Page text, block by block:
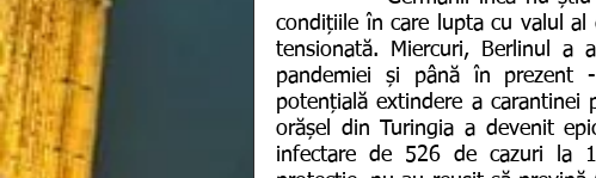
condițiile în care lupta cu valul
tensionată. Miercuri, Berlinul a
pandemiei și până în prezent
potențială extindere a carantinei
orășel din Turingia a devenit
infectare de 526 de cazuri la